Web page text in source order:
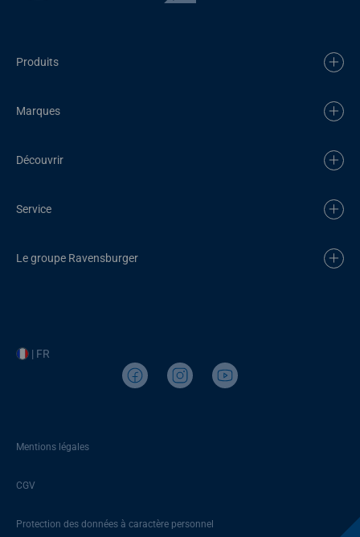
Produits
Marques
Découvrir
Service
Le groupe Ravensburger
| FR
Mentions légales
CGV
Protection des données à caractère personnel